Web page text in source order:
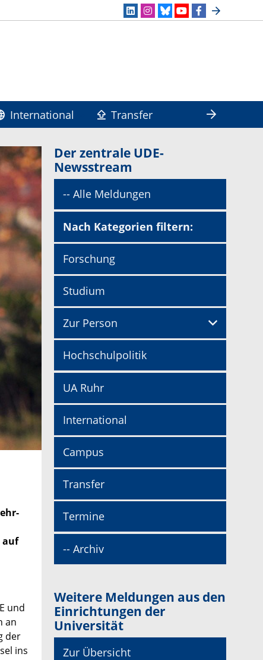
International
Transfer
auf
und
an
der
ins
Der zentrale UDE-
Newsstream
-- Alle Meldungen
Nach Kategorien filtern:
Forschung
Studium
Zur Person
Hochschulpolitik
UA Ruhr
International
Campus
Transfer
Termine
-- Archiv
Weitere Meldungen aus den
Einrichtungen der
Universität
Zur Übersicht